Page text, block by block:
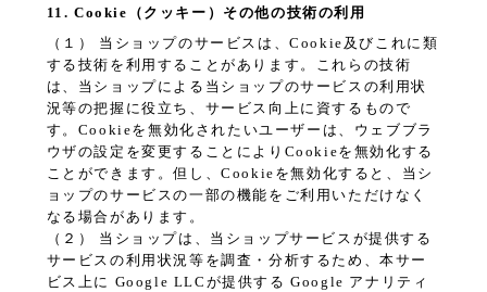
11. Cookie（クッキー）その他の技術の利用
（１） 当ショップのサービスは、Cookie及びこれに類
する技術を利用することがあります。これらの技術
は、当ショップによる当ショップのサービスの利用状
況等の把握に役立ち、サービス向上に資するもので
す。Cookieを無効化されたいユーザーは、ウェブブラ
ウザの設定を変更することによりCookieを無効化する
ことができます。但し、Cookieを無効化すると、当シ
ョップのサービスの一部の機能をご利用いただけなく
なる場合があります。
（２） 当ショップは、当ショップサービスが提供する
サービスの利用状況等を調査・分析するため、本サー
ビス上に Google LLCが提供する Google アナリティ